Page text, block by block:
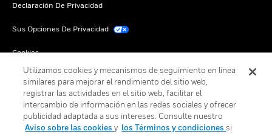
Declaración De Privacidad
Sus Opciones De Privacidad
Cookies
Darse De Baja Global
Utilizamos cookies y mecanismos de seguimiento en línea
similares para mejorar el rendimiento del sitio web,
registrar las actividades en el sitio web, facilitar el
intercambio de información en las redes sociales y ofrecer
publicidad adaptada a sus intereses. Consulte nuestro
Aviso sobre las cookiesy los Términos y condicionessi